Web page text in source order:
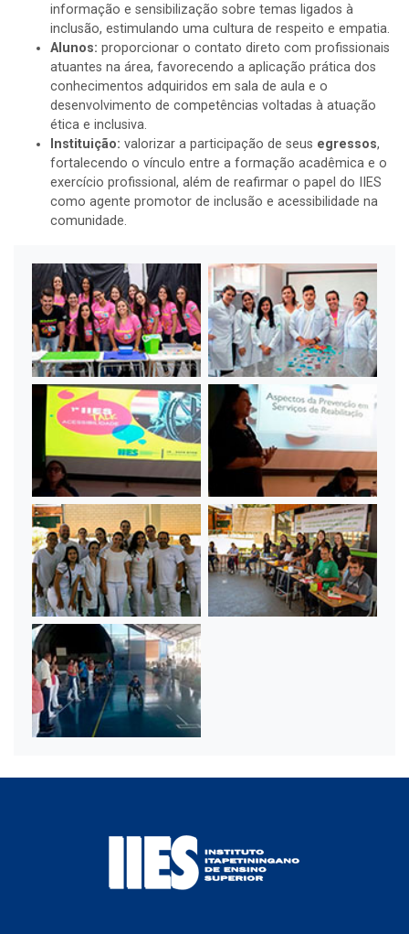
informação e sensibilização sobre temas ligados à
inclusão, estimulando uma cultura de respeito e empatia.
Alunos: proporcionar o contato direto com profissionais
atuantes na área, favorecendo a aplicação prática dos
conhecimentos adquiridos em sala de aula e o
desenvolvimento de competências voltadas à atuação
ética e inclusiva.
Instituição: valorizar a participação de seus egressos,
fortalecendo o vínculo entre a formação acadêmica e o
exercício profissional, além de reafirmar o papel do IIES
como agente promotor de inclusão e acessibilidade na
comunidade.